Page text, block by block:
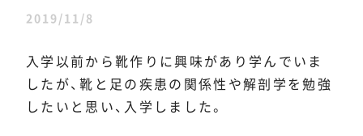
2019/11/8
入学以前から靴作りに興味があり学んでいま
したが、靴と足の疾患の関係性や解剖学を勉強
したいと思い、入学しました。